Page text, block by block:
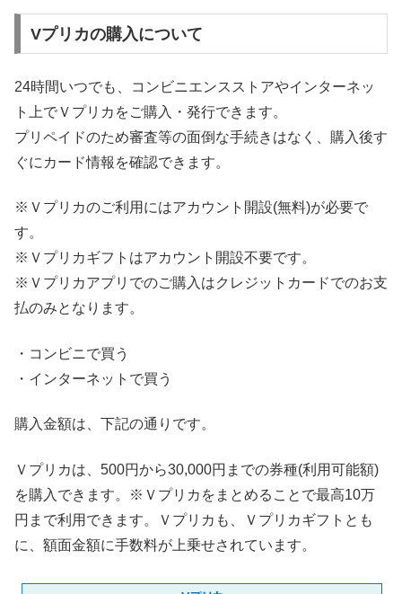
Vプリカの購入について
24時間いつでも、コンビニエンスストアやインターネッ
ト上でＶプリカをご購入・発行できます。
プリペイドのため審査等の面倒な手続きはなく、購入後す
ぐにカード情報を確認できます。
※Ｖプリカのご利用にはアカウント開設(無料)が必要で
す。
※Ｖプリカギフトはアカウント開設不要です。
※Ｖプリカアプリでのご購入はクレジットカードでのお支
払のみとなります。
・コンビニで買う
・インターネットで買う
購入金額は、下記の通りです。
Ｖプリカは、500円から30,000円までの券種(利用可能額)
を購入できます。※Ｖプリカをまとめることで最高10万
円まで利用できます。Ｖプリカも、Ｖプリカギフトとも
に、額面金額に手数料が上乗せされています。